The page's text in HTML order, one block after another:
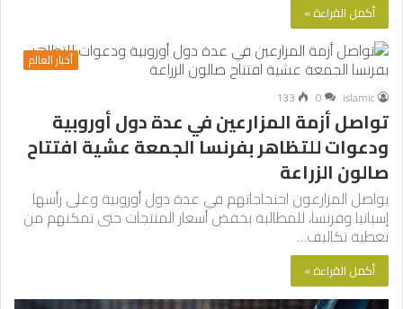
أكمل القراءة »
أخبار العالم
islamic
0
133
تواصل أزمة المزارعين في عدة دول أوروبية
ودعوات للتظاهر بفرنسا الجمعة عشية افتتاح
صالون الزراعة
يواصل المزارعون احتجاجاتهم في عدة دول أوروبية وعلى رأسها
إسبانيا وفرنسا، للمطالبة بخفض أسعار المنتجات حتى تمكنهم من
تغطية تكاليف…
أكمل القراءة »